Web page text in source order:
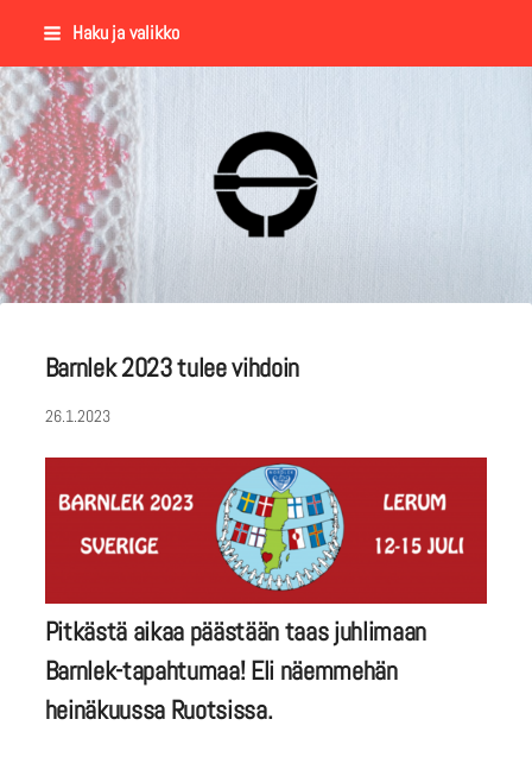
Siirry
sisältöön
Haku ja valikko
Suomalaisen Kansantanssin
Barnlek 2023 tulee vihdoin
26.1.2023
Pitkästä aikaa päästään taas juhlimaan
Barnlek-tapahtumaa! Eli näemmehän
heinäkuussa Ruotsissa.